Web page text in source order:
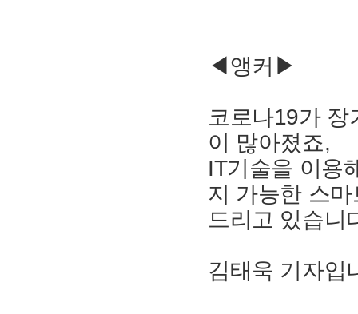
◀앵커▶
코로나19가
이 많아졌죠,
IT기술을 이용
지 가능한 스
드리고 있습니
김태욱 기자입